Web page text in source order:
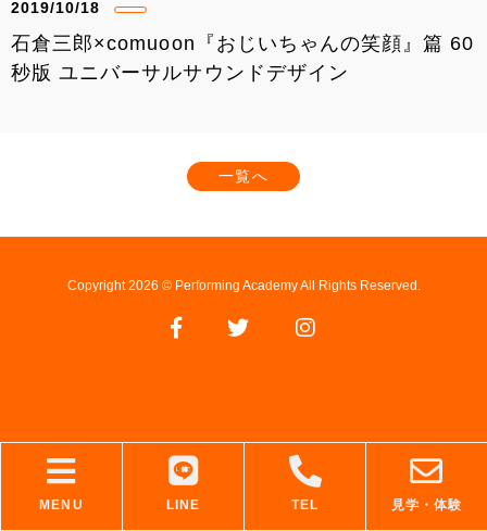
2019/10/18
石倉三郎×comuoon『おじいちゃんの笑顔』篇 60
秒版 ユニバーサルサウンドデザイン
一覧へ
Copyright 2026 © Performing Academy All Rights Reserved.
MENU LINE TEL 見学・体験